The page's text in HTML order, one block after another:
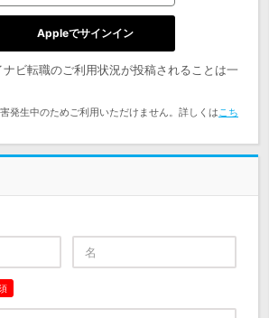
Appleでサインイン
ビ転職のご利用状況が投稿されることは一
発生中のためご利用いただけません。詳しくは こち